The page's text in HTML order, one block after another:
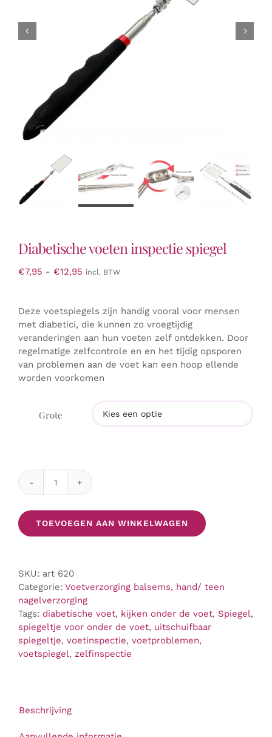
Diabetische voeten inspectie spiegel
€7,95 - €12,95 Prijsklasse:
€12,95
incl. BTW
Deze voetspiegels zijn handig vooral voor mensen
met diabetici, die kunnen zo vroegtijdig
veranderingen aan hun voeten zelf ontdekken. Door
regelmatige zelfcontrole en en het tijdig opsporen
van problemen aan de voet kan een hoop ellende
worden voorkomen
Grote
Diabetische
spiegel
TOEVOEGEN AAN WINKELWAGEN
SKU: art 620
Categorie: Voetverzorging balsems, hand/ teen
nagelverzorging
Tags: diabetische voet, kijken onder de voet, Spiegel,
spiegeltje voor onder de voet, uitschuifbaar
spiegeltje, voetinspectie, voetproblemen,
voetspiegel, zelfinspectie
Beschrijving